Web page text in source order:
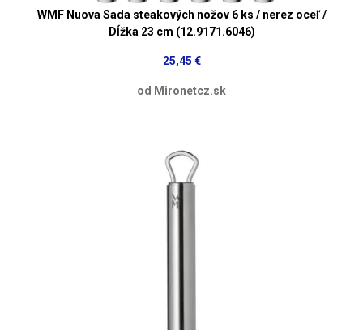
WMF Nuova Sada steakových nožov 6 ks / nerez oceľ /
Dĺžka 23 cm (12.9171.6046)
25,45 €
od Mironetcz.sk